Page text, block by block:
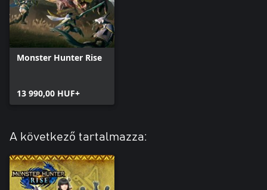
Monster Hunter Rise
13 990,00 HUF+
A következő tartalmazza: